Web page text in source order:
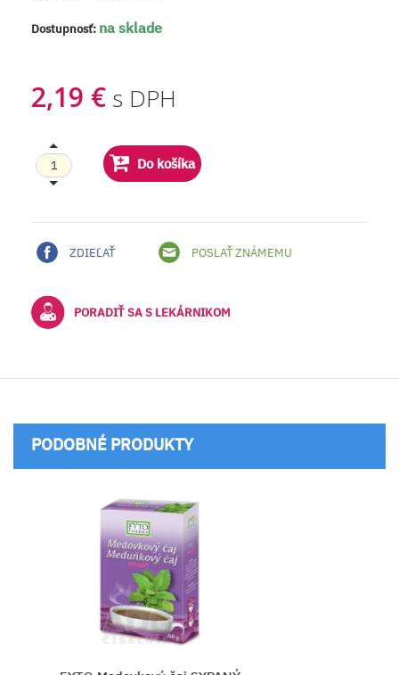
Dostupnosť: na sklade
2,19 € s DPH
Do košíka
ZDIEĽAŤ POSLAŤ ZNÁMEMU
PORADIŤ SA S LEKÁRNIKOM
PODOBNÉ PRODUKTY